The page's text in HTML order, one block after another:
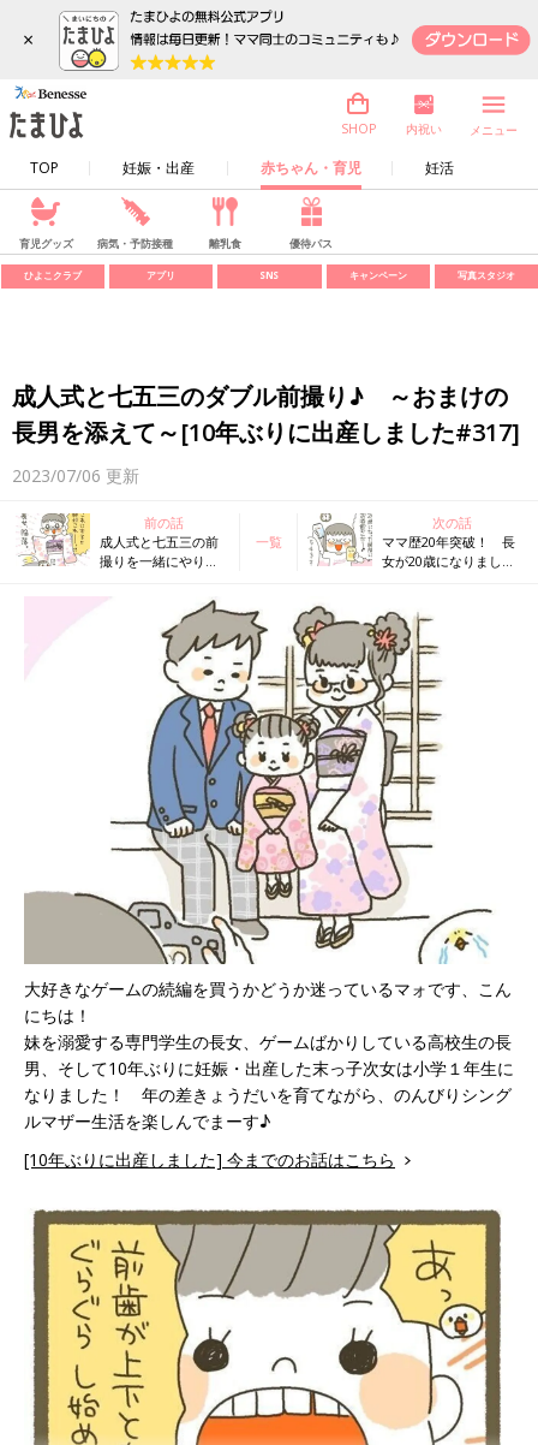
×
TOP 妊娠・出産 赤ちゃん・育児 妊活
SHOP 内祝い メニュー
育児グッズ 病気・予防接種 離乳食 優待パス
ひよこクラブ アプリ SNS キャンペーン 写真スタジオ
成人式と七五三のダブル前撮り♪ ～おまけの
長男を添えて～[10年ぶりに出産しました#317]
2023/07/06 更新
前の話
成人式と七五三の前
撮りを一緒にやりた
しました#316]
一覧
次の話
ママ歴20年突破！ 長
女が20歳になりました
大好きなゲームの続編を買うかどうか迷っているマォです、こん
にちは！
妹を溺愛する専門学生の長女、ゲームばかりしている高校生の長
男、そして10年ぶりに妊娠・出産した末っ子次女は小学１年生に
なりました！ 年の差きょうだいを育てながら、のんびりシング
ルマザー生活を楽しんでまーす♪
[10年ぶりに出産しました] 今までのお話はこちら